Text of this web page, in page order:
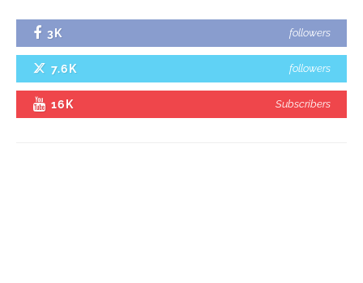
3K followers
7.6K followers
16K Subscribers